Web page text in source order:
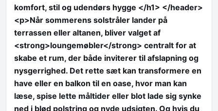
komfort, stil og udendørs hygge </h1> </header>
<p>Når sommerens solstråler lander på
terrassen eller altanen, bliver valget af
<strong>loungemøbler</strong> centralt for at
skabe et rum, der både inviterer til afslapning og
nysgerrighed. Det rette sæt kan transformere en
have eller en balkon til en oase, hvor man kan
læse, spise lette måltider eller blot lade sig synke
ned i blød polstring og nyde udsigten. Og hvis du